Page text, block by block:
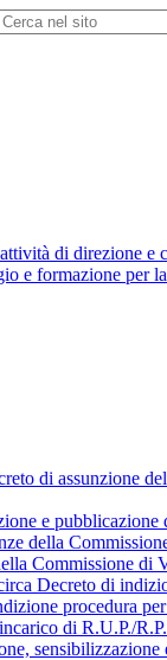
di direzione e
e formazione per
di assunzione
e
della
Commissione di
Decreto di
procedura
di R.U.P./R.P.
sensibilizzazione